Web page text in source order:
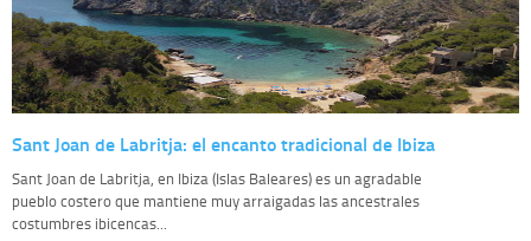
Sant Joan de Labritja: el encanto tradicional de Ibiza
Sant Joan de Labritja, en Ibiza (Islas Baleares) es un agradable
pueblo costero que mantiene muy arraigadas las ancestrales
costumbres ibicencas...